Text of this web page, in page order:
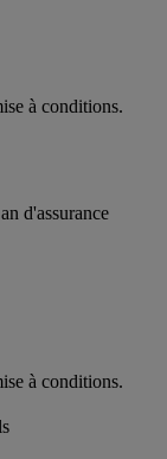
à conditions.
d'assurance
à conditions.